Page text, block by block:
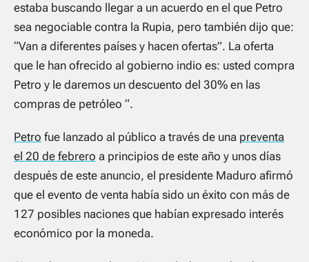
estaba buscando llegar a un acuerdo en el que Petro
sea negociable contra la Rupia, pero también dijo que:
“Van a diferentes países y hacen ofertas”. La oferta
que le han ofrecido al gobierno indio es: usted compra
Petro y le daremos un descuento del 30% en las
compras de petróleo “.
Petro fue lanzado al público a través de una preventa
el 20 de febrero a principios de este año y unos días
después de este anuncio, el presidente Maduro afirmó
que el evento de venta había sido un éxito con más de
127 posibles naciones que habían expresado interés
económico por la moneda.